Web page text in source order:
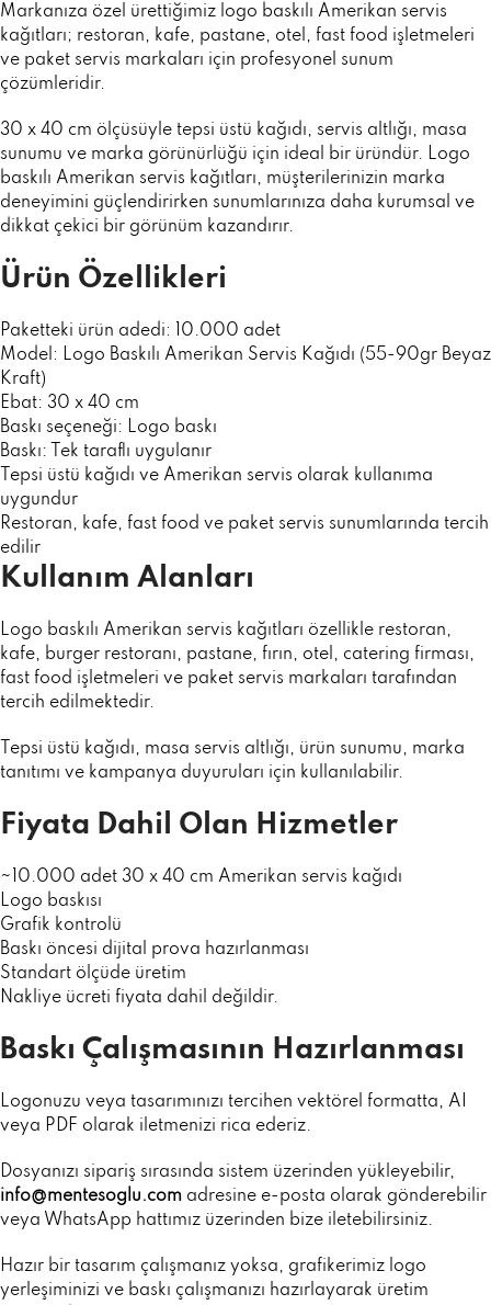
Markanıza özel ürettiğimiz logo baskılı Amerikan servis
kağıtları; restoran, kafe, pastane, otel, fast food işletmeleri
ve paket servis markaları için profesyonel sunum
çözümleridir.
30 x 40 cm ölçüsüyle tepsi üstü kağıdı, servis altlığı, masa
sunumu ve marka görünürlüğü için ideal bir üründür. Logo
baskılı Amerikan servis kağıtları, müşterilerinizin marka
deneyimini güçlendirirken sunumlarınıza daha kurumsal ve
dikkat çekici bir görünüm kazandırır.
Ürün Özellikleri
Paketteki ürün adedi: 10.000 adet
Model: Logo Baskılı Amerikan Servis Kağıdı (55-90gr Beyaz
Kraft)
Ebat: 30 x 40 cm
Baskı seçeneği: Logo baskı
Baskı: Tek taraflı uygulanır
Tepsi üstü kağıdı ve Amerikan servis olarak kullanıma
uygundur
Restoran, kafe, fast food ve paket servis sunumlarında tercih
edilir
Kullanım Alanları
Logo baskılı Amerikan servis kağıtları özellikle restoran,
kafe, burger restoranı, pastane, fırın, otel, catering firması,
fast food işletmeleri ve paket servis markaları tarafından
tercih edilmektedir.
Tepsi üstü kağıdı, masa servis altlığı, ürün sunumu, marka
tanıtımı ve kampanya duyuruları için kullanılabilir.
Fiyata Dahil Olan Hizmetler
~10.000 adet 30 x 40 cm Amerikan servis kağıdı
Logo baskısı
Grafik kontrolü
Baskı öncesi dijital prova hazırlanması
Standart ölçüde üretim
Nakliye ücreti fiyata dahil değildir.
Baskı Çalışmasının Hazırlanması
Logonuzu veya tasarımınızı tercihen vektörel formatta, AI
veya PDF olarak iletmenizi rica ederiz.
Dosyanızı sipariş sırasında sistem üzerinden yükleyebilir,
info@mentesoglu.com adresine e-posta olarak gönderebilir
veya WhatsApp hattımız üzerinden bize iletebilirsiniz.
Hazır bir tasarım çalışmanız yoksa, grafikerimiz logo
yerleşiminizi ve baskı çalışmanızı hazırlayarak üretim